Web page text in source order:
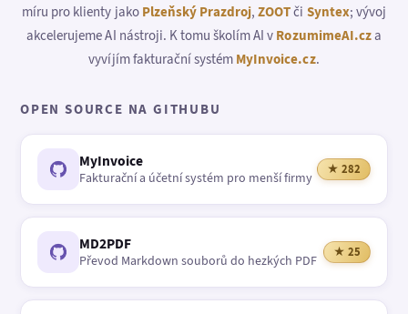
míru pro klienty jako Plzeňský Prazdroj,ZOOTči Syntex; vývoj
akcelerujeme AI nástroji. K tomu školím AI v RozumimeAI.cza
vyvíjím fakturační systém MyInvoice.cz.
OPEN SOURCE NA GITHUBU
MyInvoice
Fakturační a účetní systém pro menší firmy
★ 282
MD2PDF
Převod Markdown souborů do hezkých PDF
★ 25